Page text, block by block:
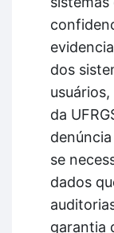
dos
da
se
dados
garantia